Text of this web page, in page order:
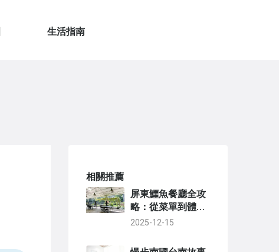
生活指南
相關推薦
屏東鱷魚餐廳全攻
略：從菜單到體驗
的深度解析
2025-12-15